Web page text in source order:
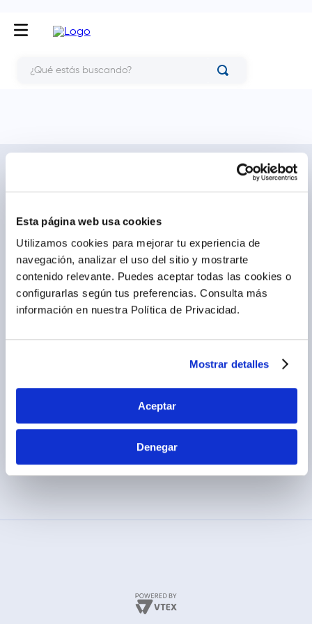
Esta página web usa cookies
Utilizamos cookies para mejorar tu experiencia de
navegación, analizar el uso del sitio y mostrarte
contenido relevante. Puedes aceptar todas las cookies o
configurarlas según tus preferencias. Consulta más
información en nuestra Política de Privacidad.
Mostrar detalles
Aceptar
Denegar
Conócenos
Trabaja con nosotros
Ventas corporativas
Contáctanos
Cómo comprar
Locales
Delivery
LEGAL
Términos y condiciones
CALL CENTER
(01) 417-1800
MÉTODOS DE PAGO